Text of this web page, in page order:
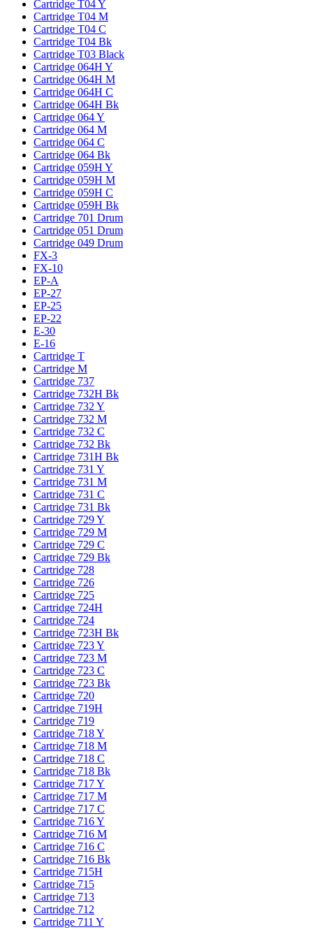
Cartridge T04 Y
Cartridge T04 M
Cartridge T04 C
Cartridge T04 Bk
Cartridge T03 Black
Cartridge 064H Y
Cartridge 064H M
Cartridge 064H C
Cartridge 064H Bk
Cartridge 064 Y
Cartridge 064 M
Cartridge 064 C
Cartridge 064 Bk
Cartridge 059H Y
Cartridge 059H M
Cartridge 059H C
Cartridge 059H Bk
Cartridge 701 Drum
Cartridge 051 Drum
Cartridge 049 Drum
FX-3
FX-10
EP-A
EP-27
EP-25
EP-22
E-30
E-16
Cartridge T
Cartridge M
Cartridge 737
Cartridge 732H Bk
Cartridge 732 Y
Cartridge 732 M
Cartridge 732 C
Cartridge 732 Bk
Cartridge 731H Bk
Cartridge 731 Y
Cartridge 731 M
Cartridge 731 C
Cartridge 731 Bk
Cartridge 729 Y
Cartridge 729 M
Cartridge 729 C
Cartridge 729 Bk
Cartridge 728
Cartridge 726
Cartridge 725
Cartridge 724H
Cartridge 724
Cartridge 723H Bk
Cartridge 723 Y
Cartridge 723 M
Cartridge 723 C
Cartridge 723 Bk
Cartridge 720
Cartridge 719H
Cartridge 719
Cartridge 718 Y
Cartridge 718 M
Cartridge 718 C
Cartridge 718 Bk
Cartridge 717 Y
Cartridge 717 M
Cartridge 717 C
Cartridge 716 Y
Cartridge 716 M
Cartridge 716 C
Cartridge 716 Bk
Cartridge 715H
Cartridge 715
Cartridge 713
Cartridge 712
Cartridge 711 Y